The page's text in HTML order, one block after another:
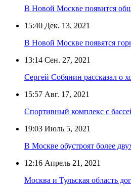
В Новой Москве появится
15:40 Дек. 13, 2021
В Новой Москве появятся
13:14 Сен. 27, 2021
Сергей Собянин рассказал о
15:57 Авг. 17, 2021
Спортивный комплекс с
19:03 Июль 5, 2021
В Москве обустроят более
12:16 Апрель 21, 2021
Москва и Тульская область